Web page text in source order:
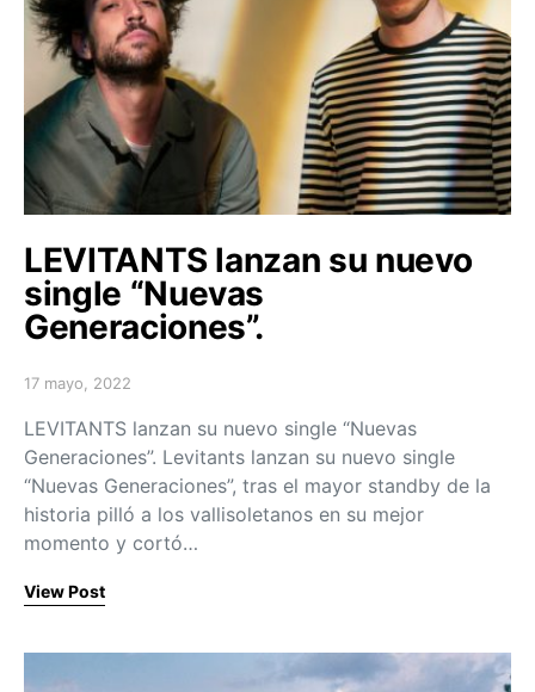
LEVITANTS lanzan su nuevo
single “Nuevas
Generaciones”.
Posted on
17 mayo, 2022
LEVITANTS lanzan su nuevo single “Nuevas
Generaciones”. Levitants lanzan su nuevo single
“Nuevas Generaciones”, tras el mayor standby de la
historia pilló a los vallisoletanos en su mejor
momento y cortó…
View Post